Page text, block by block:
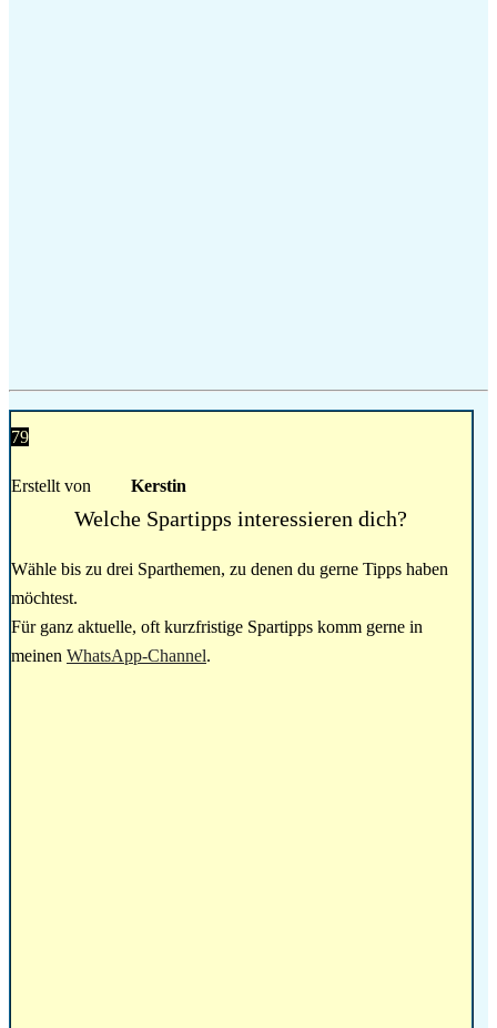
79
Erstellt von Kerstin
Welche Spartipps interessieren dich?
Wähle bis zu drei Sparthemen, zu denen du gerne Tipps haben
möchtest.
Für ganz aktuelle, oft kurzfristige Spartipps komm gerne in
meinen WhatsApp-Channel.